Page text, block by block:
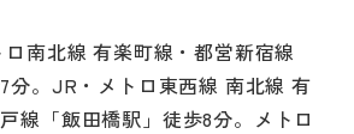
南北線 有楽町線・都営新宿線
分。JR・メトロ東西線 南北線 有
線「飯田橋駅」徒歩8分。メトロ